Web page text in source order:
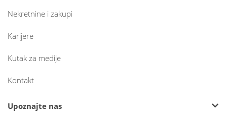
Nekretnine i zakupi
Karijere
Kutak za medije
Kontakt
Upoznajte nas